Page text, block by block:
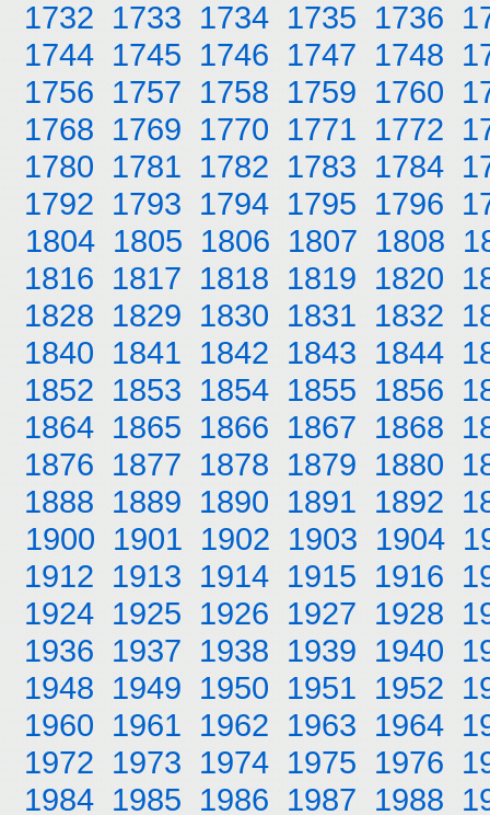
1732 1733 1734 1735 1736
1744 1745 1746 1747 1748
1756 1757 1758 1759 1760
1768 1769 1770 1771 1772
1780 1781 1782 1783 1784
1792 1793 1794 1795 1796
1804 1805 1806 1807 1808
1816 1817 1818 1819 1820
1828 1829 1830 1831 1832
1840 1841 1842 1843 1844
1852 1853 1854 1855 1856
1864 1865 1866 1867 1868
1876 1877 1878 1879 1880
1888 1889 1890 1891 1892
1900 1901 1902 1903 1904
1912 1913 1914 1915 1916
1924 1925 1926 1927 1928
1936 1937 1938 1939 1940
1948 1949 1950 1951 1952
1960 1961 1962 1963 1964
1972 1973 1974 1975 1976
1984 1985 1986 1987 1988